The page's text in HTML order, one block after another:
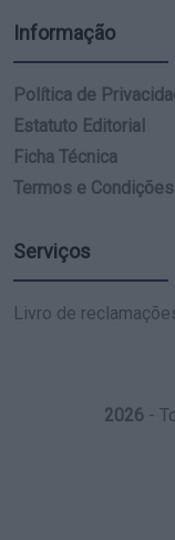
Informação
Política de
Estatuto Editorial
Ficha Técnica
Termos e Condições
Serviços
Livro de
2026-